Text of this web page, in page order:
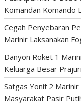
Komandan Komando
Cegah Penyebaran
Marinir Laksanakan
Danyon Roket 1
Keluarga Besar
Satgas Yonif 2
Masyarakat Pasir